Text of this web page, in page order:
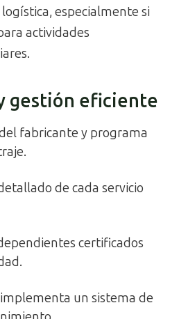
especialmente si
actividades
gestión eficiente
fabricante y programa
de cada servicio
certificados
un sistema de